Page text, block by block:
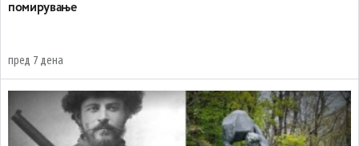
помирување
пред 7 дена